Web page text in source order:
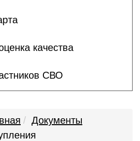
качества
СВО
Документы